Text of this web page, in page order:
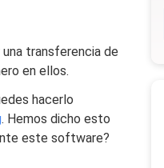
transferencia de
en ellos.
hacerlo
. Hemos dicho esto
este software?